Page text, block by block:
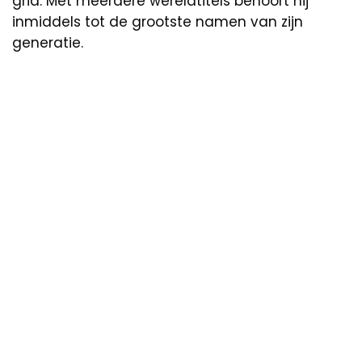
inmiddels tot de grootste namen van zijn
generatie.